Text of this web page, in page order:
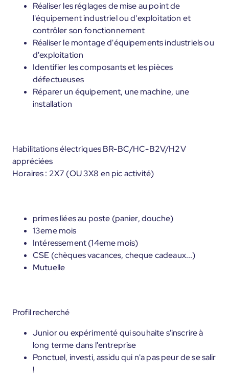
Réaliser les réglages de mise au point de
l'équipement industriel ou d'exploitation et
contrôler son fonctionnement
Réaliser le montage d'équipements industriels ou
d'exploitation
Identifier les composants et les pièces
défectueuses
Réparer un équipement, une machine, une
installation
Habilitations électriques BR-BC/HC-B2V/H2V
appréciées
Horaires : 2X7 (OU 3X8 en pic activité)
primes liées au poste (panier, douche)
13eme mois
Intéressement (14eme mois)
CSE (chèques vacances, cheque cadeaux...)
Mutuelle
Profil recherché
Junior ou expérimenté qui souhaite s'inscrire à
long terme dans l'entreprise
Ponctuel, investi, assidu qui n'a pas peur de se salir
!